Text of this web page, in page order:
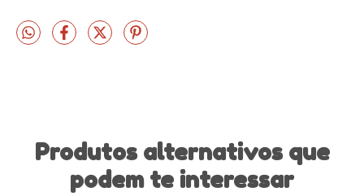
Produtos alternativos que
podem te interessar